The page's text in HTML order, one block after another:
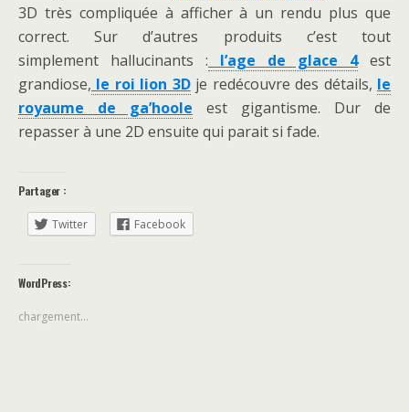
3D très compliquée à afficher à un rendu plus que
correct. Sur d’autres produits c’est tout
simplement hallucinants : l’age de glace 4est
grandiose, le roi lion 3Dje redécouvre des détails, le
royaume de ga’hoole est gigantisme. Dur de
repasser à une 2D ensuite qui parait si fade.
Partager :
Twitter Facebook
WordPress:
chargement…